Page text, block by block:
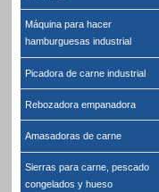
Máquina para hacer
hamburguesas industrial
Picadora de carne industrial
Rebozadora empanadora
Amasadoras de carne
Sierras para carne, pescado
congelados y hueso